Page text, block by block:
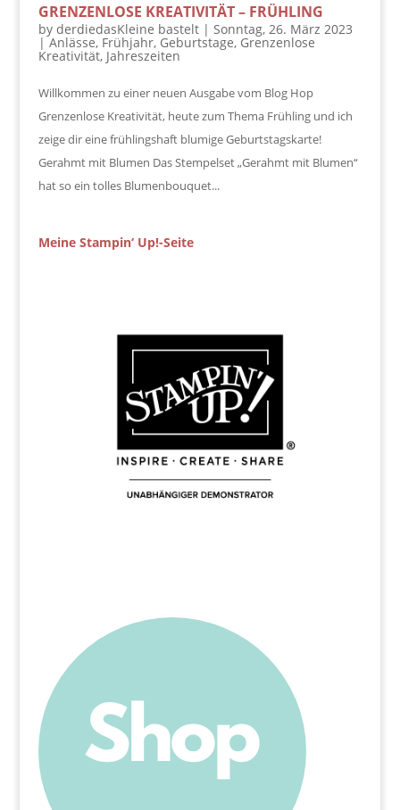
GRENZENLOSE KREATIVITÄT – FRÜHLING
by derdiedasKleine bastelt| Sonntag, 26. März 2023
|Anlässe, Frühjahr, Geburtstage, Grenzenlose
Kreativität, Jahreszeiten
Willkommen zu einer neuen Ausgabe vom Blog Hop
Grenzenlose Kreativität, heute zum Thema Frühling und ich
zeige dir eine frühlingshaft blumige Geburtstagskarte!
Gerahmt mit Blumen Das Stempelset „Gerahmt mit Blumen“
hat so ein tolles Blumenbouquet...
Meine Stampin‘ Up!-Seite